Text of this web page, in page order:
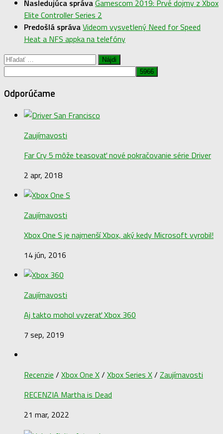
Nasledujúca správaGamescom 2019: Prvé dojmy z Xbox
Elite Controller Series 2
Predošlá správaVideom vysvetlený Need for Speed
Heat a NFS appka na telefóny
Hľadať:
Odporúčame
Zaujímavosti
Far Cry 5 môže teasovať nové pokračovanie série Driver
2 apr, 2018
Zaujímavosti
Xbox One S je najmenší Xbox, aký kedy Microsoft vyrobil!
14 jún, 2016
Zaujímavosti
Aj takto mohol vyzerať Xbox 360
7 sep, 2019
Recenzie / Xbox One X/ Xbox Series X/ Zaujímavosti
RECENZIA Martha is Dead
21 mar, 2022